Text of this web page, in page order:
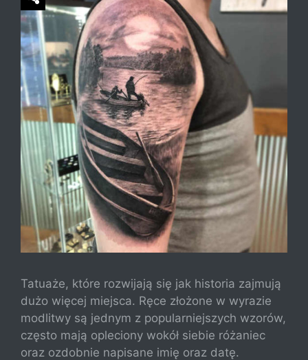
Tatuaże, które rozwijają się jak historia zajmują
dużo więcej miejsca. Ręce złożone w wyrazie
modlitwy są jednym z popularniejszych wzorów,
często mają opleciony wokół siebie różaniec
oraz ozdobnie napisane imię oraz datę.